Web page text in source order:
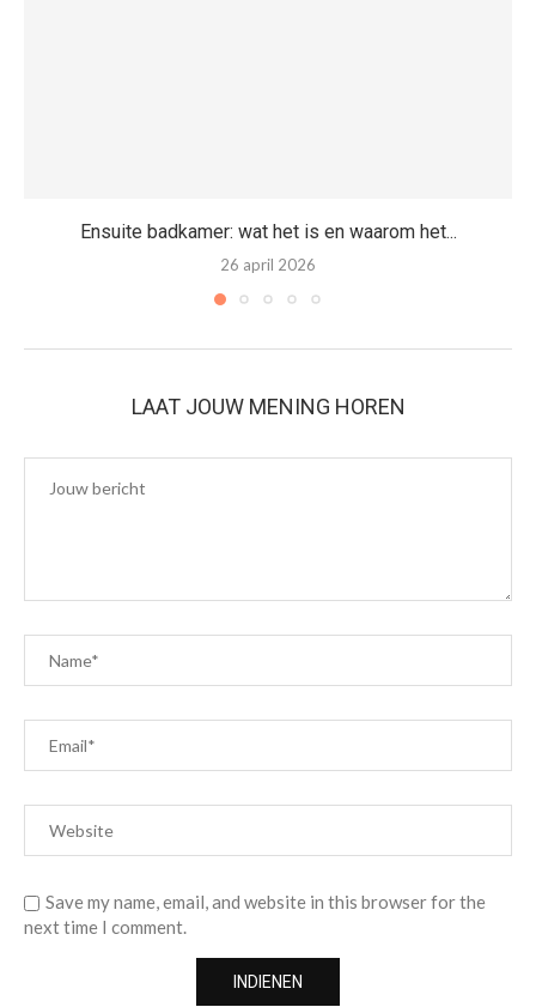
Ensuite badkamer: wat het is en waarom het...
26 april 2026
LAAT JOUW MENING HOREN
Save my name, email, and website in this browser for the
next time I comment.